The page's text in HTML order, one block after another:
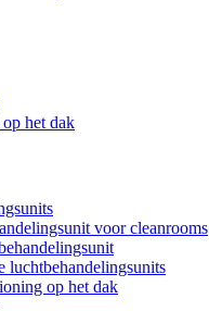
het dak
voor cleanrooms
luchtbehandelingsunits
op het dak